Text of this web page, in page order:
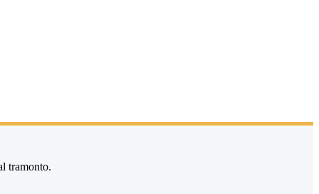
tramonto.